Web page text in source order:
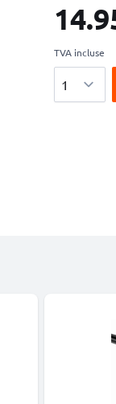
TVA incluse